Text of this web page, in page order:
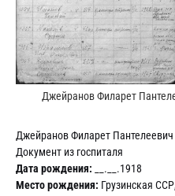
Джейранов Филарет
Джейранов Филарет Пантелеевич
Документ из госпиталя
Дата рождения: __.__.1918
Место рождения: Грузинская